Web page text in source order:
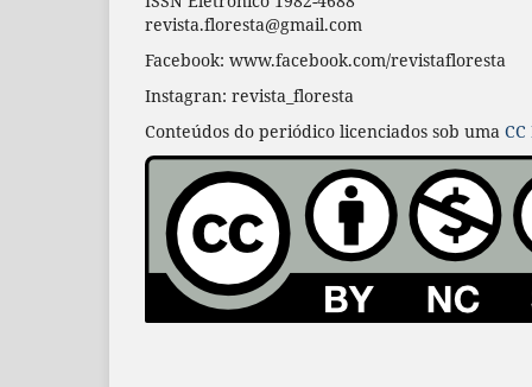
revista.floresta@gmail.com
Facebook: www.facebook.com/revistafloresta
Instagran: revista_floresta
Conteúdos do periódico licenciados sob uma CC